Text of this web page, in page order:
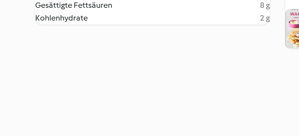
Gesättigte Fettsäuren
8 g
Kohlenhydrate
2 g